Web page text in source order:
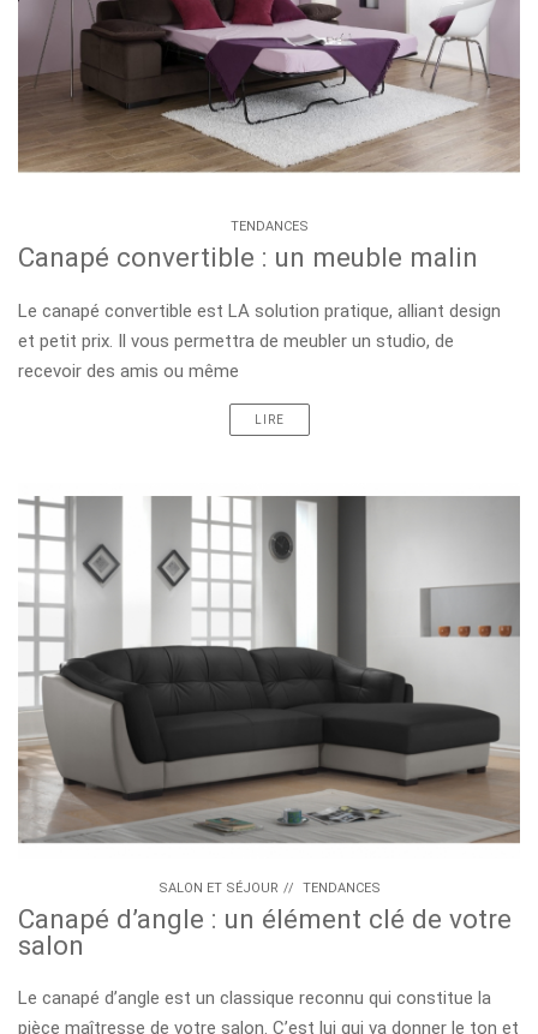
TENDANCES
Canapé convertible : un meuble malin
Le canapé convertible est LA solution pratique, alliant design
et petit prix. Il vous permettra de meubler un studio, de
recevoir des amis ou même
LIRE
SALON ET SÉJOUR // TENDANCES
Canapé d’angle : un élément clé de votre
salon
Le canapé d’angle est un classique reconnu qui constitue la
pièce maîtresse de votre salon. C’est lui qui va donner le ton et